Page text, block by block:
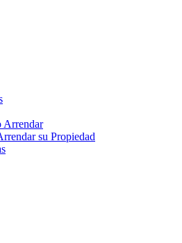
Arrendar
su Propiedad